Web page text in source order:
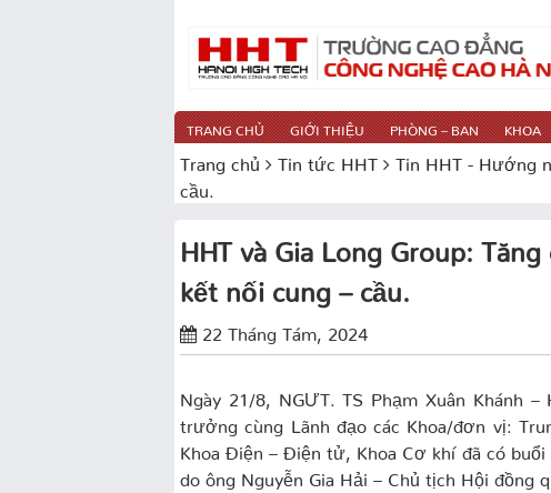
TRANG CHỦ GIỚI THIỆU PHÒNG – BAN KHOA
Trang chủ Tin tức HHT Tin HHT - Hướng
cầu.
HHT và Gia Long Group:
kết nối cung – cầu.
22 Tháng Tám, 2024
Ngày 21/8, NGƯT. TS Phạm Xuân Khánh
trưởng cùng Lãnh đạo các Khoa/đơn vị:
Khoa Điện – Điện tử, Khoa Cơ khí đã có
do ông Nguyễn Gia Hải – Chủ tịch Hội